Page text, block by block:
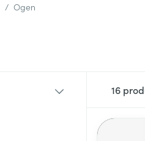
/ Ogen
16